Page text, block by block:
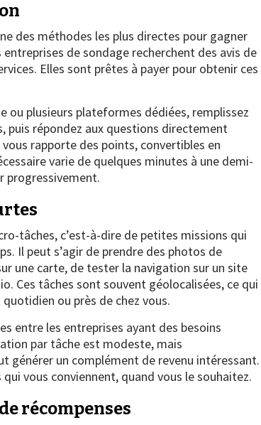
des méthodes les plus directes pour gagner
de sondage recherchent des avis de
Elles sont prêtes à payer pour obtenir ces
ou plusieurs plateformes dédiées, remplissez
puis répondez aux questions directement
rapporte des points, convertibles en
varie de quelques minutes à une demi-
progressivement.
tâches, c’est-à-dire de petites missions qui
Il peut s’agir de prendre des photos de
une carte, de tester la navigation sur un site
Ces tâches sont souvent géolocalisées, ce qui
ou près de chez vous.
entre les entreprises ayant des besoins
par tâche est modeste, mais
générer un complément de revenu intéressant.
vous conviennent, quand vous le souhaitez.
récompenses